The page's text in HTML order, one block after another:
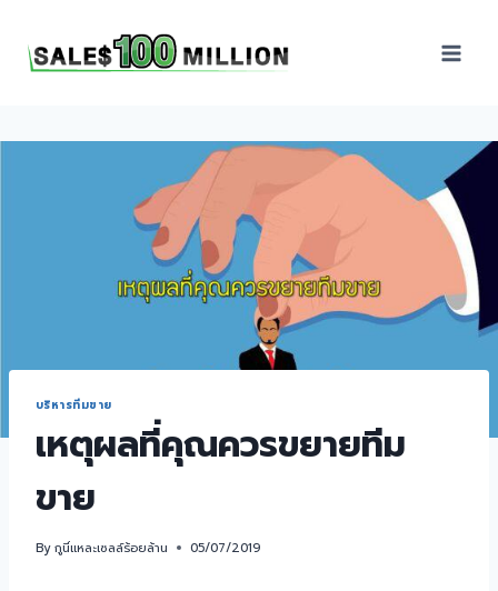
บริหารทีมขาย
เหตุผลที่คุณควรขยายทีม
ขาย
Byกูนี่แหละเซลล์ร้อยล้าน 05/07/2019